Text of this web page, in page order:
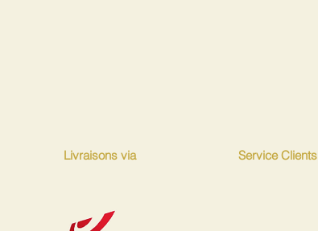
Livraisons via Service Clients